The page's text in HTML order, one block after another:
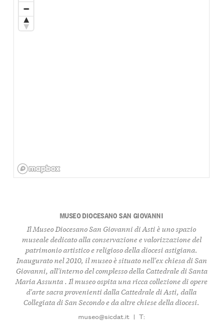
MUSEO DIOCESANO SAN GIOVANNI
Il Museo Diocesano San Giovanni di Asti è uno spazio
museale dedicato alla conservazione e valorizzazione del
patrimonio artistico e religioso della diocesi astigiana.
Inaugurato nel 2010, il museo è situato nell'ex chiesa di San
Giovanni, all'interno del complesso della Cattedrale di Santa
Maria Assunta . Il museo ospita una ricca collezione di opere
d'arte sacra provenienti dalla Cattedrale di Asti, dalla
Collegiata di San Secondo e da altre chiese della diocesi.
museo@sicdat.it | T: